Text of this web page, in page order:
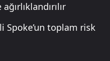
Spoke’un toplam risk